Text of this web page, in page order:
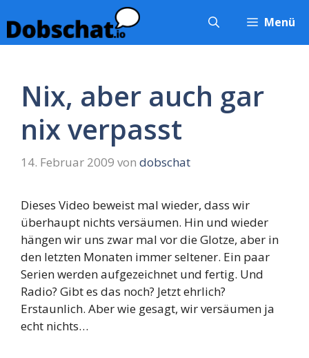
Inhalt
springen
Menü
Nix, aber auch gar
nix verpasst
14. Februar 2009 von dobschat
Dieses Video beweist mal wieder, dass wir
überhaupt nichts versäumen. Hin und wieder
hängen wir uns zwar mal vor die Glotze, aber in
den letzten Monaten immer seltener. Ein paar
Serien werden aufgezeichnet und fertig. Und
Radio? Gibt es das noch? Jetzt ehrlich?
Erstaunlich. Aber wie gesagt, wir versäumen ja
echt nichts…